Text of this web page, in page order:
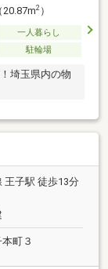
2）
一人暮らし
駐輪場
埼玉県内の物
王子駅 徒歩13分
町３